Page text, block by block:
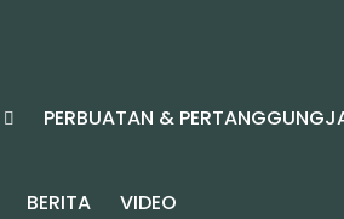
PERBUATAN &
BERITA VIDEO